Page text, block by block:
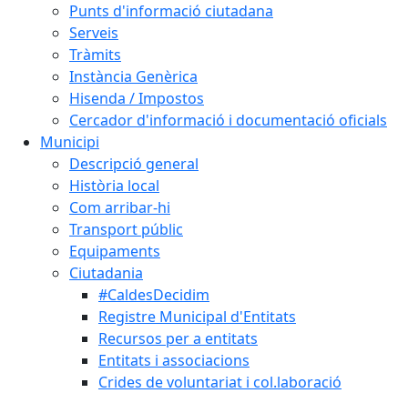
Punts d'informació ciutadana
Serveis
Tràmits
Instància Genèrica
Hisenda / Impostos
Cercador d'informació i documentació oficials
Municipi
Descripció general
Història local
Com arribar-hi
Transport públic
Equipaments
Ciutadania
#CaldesDecidim
Registre Municipal d'Entitats
Recursos per a entitats
Entitats i associacions
Crides de voluntariat i col.laboració